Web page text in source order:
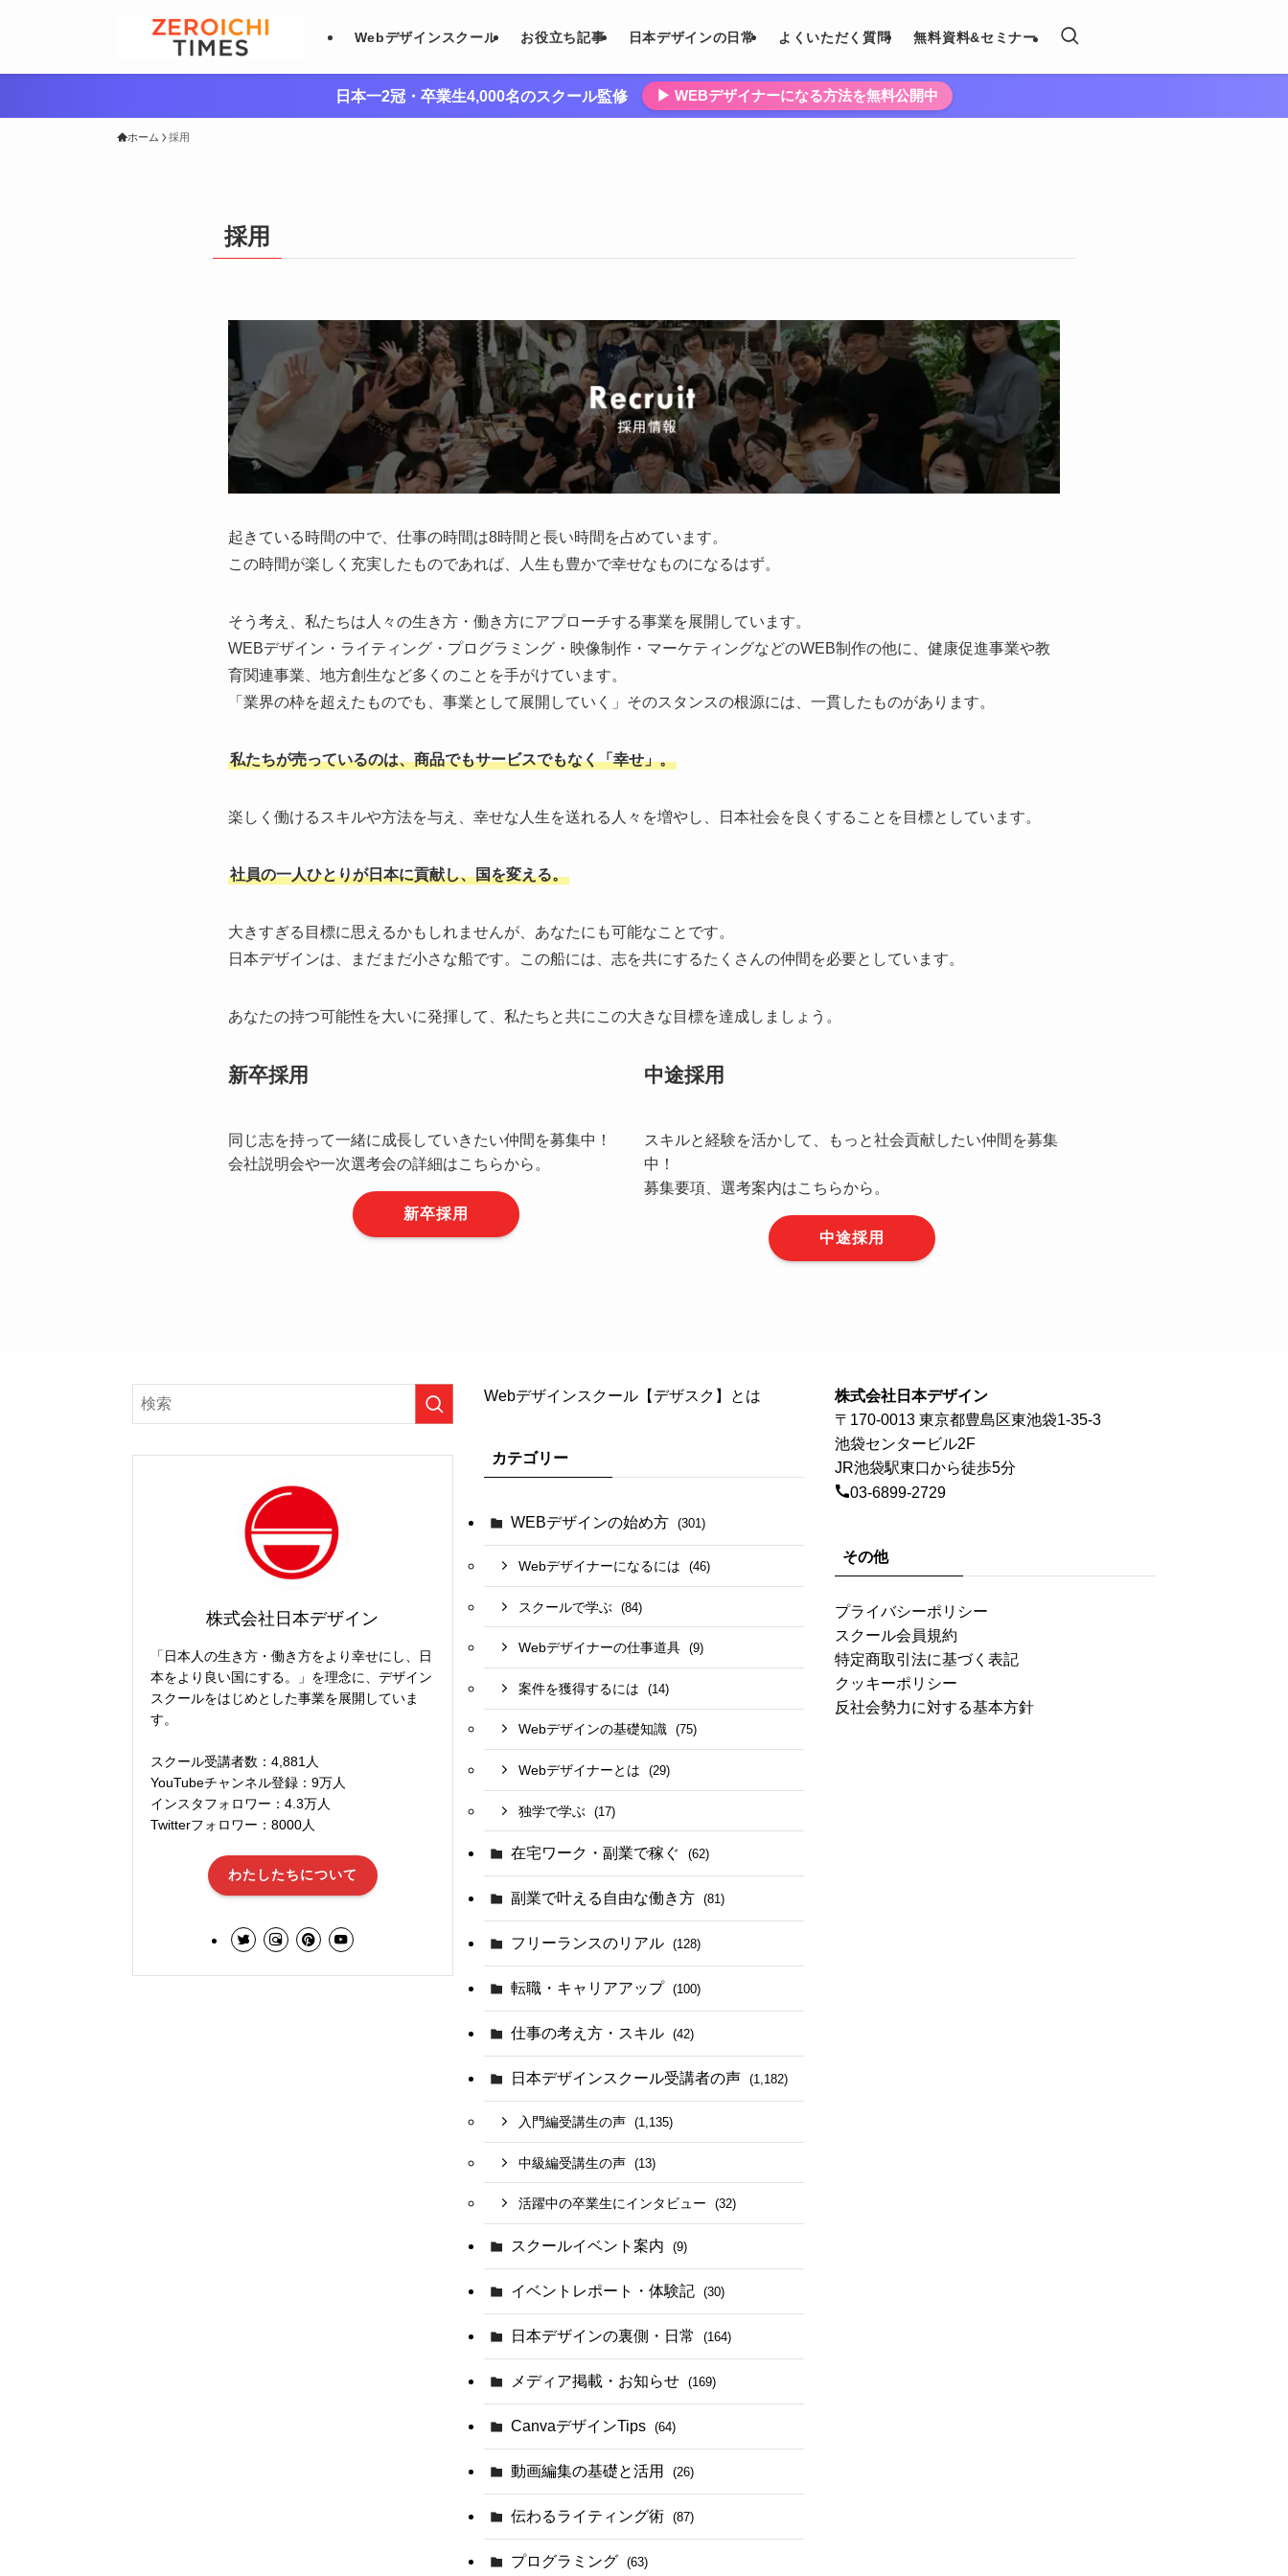
Webデザインスクール お役立ち記事 日本デザインの日常 よくいただく質問 無料資料&セミナー
日本一2冠・卒業生4,000名のスクール監修 ▶︎ WEBデザイナーになる方法を無料公開中
ホーム 採用
採用
起きている時間の中で、仕事の時間は8時間と長い時間を占めています。
この時間が楽しく充実したものであれば、人生も豊かで幸せなものになるはず。
そう考え、私たちは人々の生き方・働き方にアプローチする事業を展開しています。
WEBデザイン・ライティング・プログラミング・映像制作・マーケティングなどのWEB制作の他に、健康促進事業や教
育関連事業、地方創生など多くのことを手がけています。
「業界の枠を超えたものでも、事業として展開していく」そのスタンスの根源には、一貫したものがあります。
私たちが売っているのは、商品でもサービスでもなく「幸せ」。
楽しく働けるスキルや方法を与え、幸せな人生を送れる人々を増やし、日本社会を良くすることを目標としています。
社員の一人ひとりが日本に貢献し、国を変える。
大きすぎる目標に思えるかもしれませんが、あなたにも可能なことです。
日本デザインは、まだまだ小さな船です。この船には、志を共にするたくさんの仲間を必要としています。
あなたの持つ可能性を大いに発揮して、私たちと共にこの大きな目標を達成しましょう。
新卒採用
同じ志を持って一緒に成長していきたい仲間を募集中！
会社説明会や一次選考会の詳細はこちらから。
新卒採用
中途採用
スキルと経験を活かして、もっと社会貢献したい仲間を募集
中！
募集要項、選考案内はこちらから。
中途採用
株式会社日本デザイン
「日本人の生き方・働き方をより幸せにし、日
本をより良い国にする。」を理念に、デザイン
スクールをはじめとした事業を展開していま
す。
スクール受講者数：4,881人
YouTubeチャンネル登録：9万人
インスタフォロワー：4.3万人
Twitterフォロワー：8000人
わたしたちについて
Webデザインスクール【デザスク】とは
カテゴリー
WEBデザインの始め方 (301)
Webデザイナーになるには (46)
スクールで学ぶ (84)
Webデザイナーの仕事道具 (9)
案件を獲得するには (14)
Webデザインの基礎知識 (75)
Webデザイナーとは (29)
独学で学ぶ (17)
在宅ワーク・副業で稼ぐ (62)
副業で叶える自由な働き方 (81)
フリーランスのリアル (128)
転職・キャリアアップ (100)
仕事の考え方・スキル (42)
日本デザインスクール受講者の声 (1,182)
入門編受講生の声 (1,135)
中級編受講生の声 (13)
活躍中の卒業生にインタビュー (32)
スクールイベント案内 (9)
イベントレポート・体験記 (30)
日本デザインの裏側・日常 (164)
メディア掲載・お知らせ (169)
CanvaデザインTips (64)
動画編集の基礎と活用 (26)
伝わるライティング術 (87)
プログラミング (63)
株式会社日本デザイン
〒170-0013 東京都豊島区東池袋1-35-3
池袋センタービル2F
JR池袋駅東口から徒歩5分
03-6899-2729
その他
プライバシーポリシー
スクール会員規約
特定商取引法に基づく表記
クッキーポリシー
反社会勢力に対する基本方針